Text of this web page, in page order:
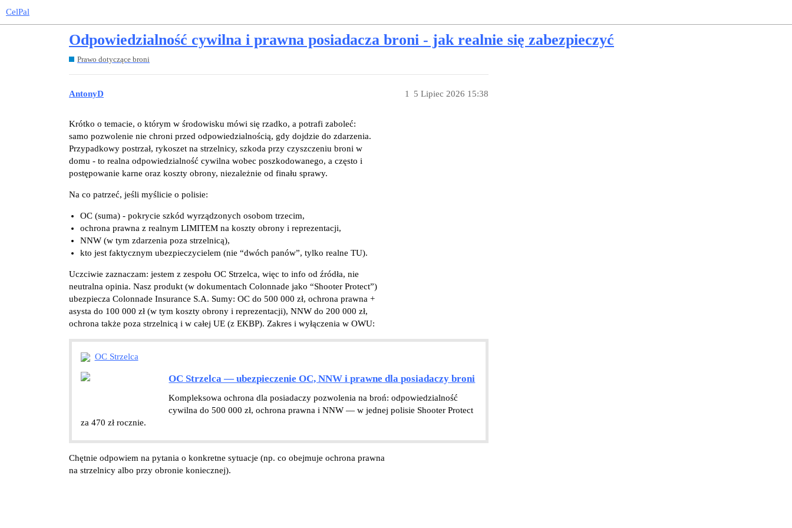
CelPal
Odpowiedzialność cywilna i prawna posiadacza broni - jak realnie się zabezpieczyć
Prawo dotyczące broni
AntonyD 5 Lipiec 2026 15:38
1
Krótko o temacie, o którym w środowisku mówi się rzadko, a potrafi zaboleć:
samo pozwolenie nie chroni przed odpowiedzialnością, gdy dojdzie do zdarzenia.
Przypadkowy postrzał, rykoszet na strzelnicy, szkoda przy czyszczeniu broni w
domu - to realna odpowiedzialność cywilna wobec poszkodowanego, a często i
postępowanie karne oraz koszty obrony, niezależnie od finału sprawy.
Na co patrzeć, jeśli myślicie o polisie:
OC (suma) - pokrycie szkód wyrządzonych osobom trzecim,
ochrona prawna z realnym LIMITEM na koszty obrony i reprezentacji,
NNW (w tym zdarzenia poza strzelnicą),
kto jest faktycznym ubezpieczycielem (nie “dwóch panów”, tylko realne TU).
Uczciwie zaznaczam: jestem z zespołu OC Strzelca, więc to info od źródła, nie
neutralna opinia. Nasz produkt (w dokumentach Colonnade jako “Shooter Protect”)
ubezpiecza Colonnade Insurance S.A. Sumy: OC do 500 000 zł, ochrona prawna +
asysta do 100 000 zł (w tym koszty obrony i reprezentacji), NNW do 200 000 zł,
ochrona także poza strzelnicą i w całej UE (z EKBP). Zakres i wyłączenia w OWU:
OC Strzelca
OC Strzelca — ubezpieczenie OC, NNW i prawne dla posiadaczy broni
Kompleksowa ochrona dla posiadaczy pozwolenia na broń: odpowiedzialność
cywilna do 500 000 zł, ochrona prawna i NNW — w jednej polisie Shooter Protect
za 470 zł rocznie.
Chętnie odpowiem na pytania o konkretne sytuacje (np. co obejmuje ochrona prawna
na strzelnicy albo przy obronie koniecznej).